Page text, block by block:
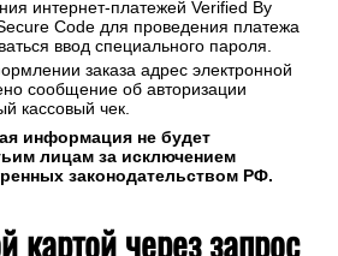
сообщаемой персональной
ПАО "Сбербанк".
шлюзом и передача
в защищенном режиме с
шифрования SSL.
поддерживает технологию
интернет-платежей Verified By
Code для проведения платежа
ввод специального пароля.
кассовый чек.